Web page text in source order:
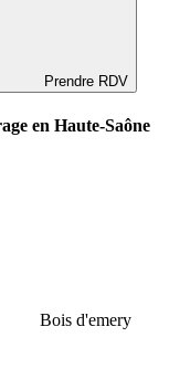
Prendre RDV
en Haute-Saône
Bois d'emery